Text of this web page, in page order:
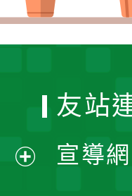
友站
宣導